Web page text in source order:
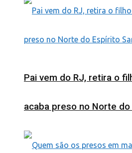
Pai vem do RJ, retira o
acaba preso no Norte